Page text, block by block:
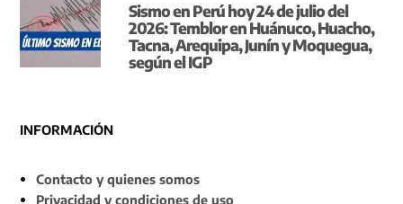
Sismo en Perú hoy 24 de julio del
2026: Temblor en Huánuco, Huacho,
Tacna, Arequipa, Junín y Moquegua,
según el IGP
INFORMACIÓN
Contacto y quienes somos
Privacidad y condiciones de uso